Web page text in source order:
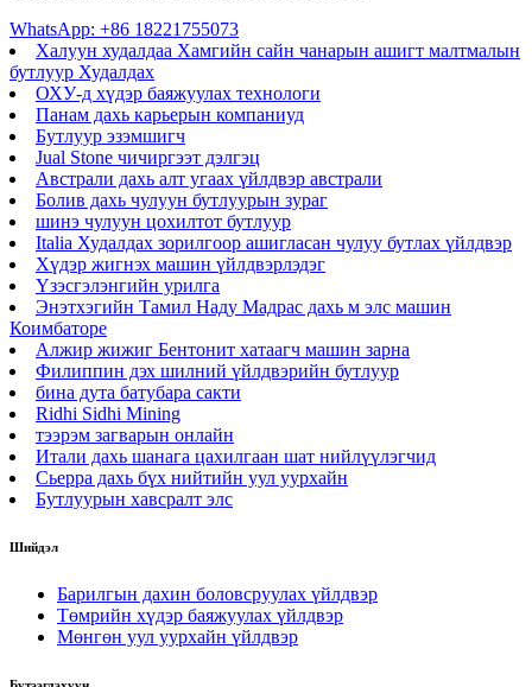
WhatsApp: +86 18221755073
Халуун худалдаа Хамгийн сайн чанарын ашигт малтмалын
бутлуур Худалдах
ОХУ-д хүдэр баяжуулах технологи
Панам дахь карьерын компаниуд
Бутлуур эзэмшигч
Jual Stone чичиргээт дэлгэц
Австрали дахь алт угаах үйлдвэр австрали
Болив дахь чулуун бутлуурын зураг
шинэ чулуун цохилтот бутлуур
Italia Худалдах зорилгоор ашигласан чулуу бутлах үйлдвэр
Хүдэр жигнэх машин үйлдвэрлэдэг
Үзэсгэлэнгийн урилга
Энэтхэгийн Тамил Наду Мадрас дахь м элс машин
Коимбаторе
Алжир жижиг Бентонит хатаагч машин зарна
Филиппин дэх шилний үйлдвэрийн бутлуур
бина дута батубара сакти
Ridhi Sidhi Mining
тээрэм загварын онлайн
Итали дахь шанага цахилгаан шат нийлүүлэгчид
Сьерра дахь бүх нийтийн уул уурхайн
Бутлуурын хавсралт элс
Шийдэл
Барилгын дахин боловсруулах үйлдвэр
Төмрийн хүдэр баяжуулах үйлдвэр
Мөнгөн уул уурхайн үйлдвэр